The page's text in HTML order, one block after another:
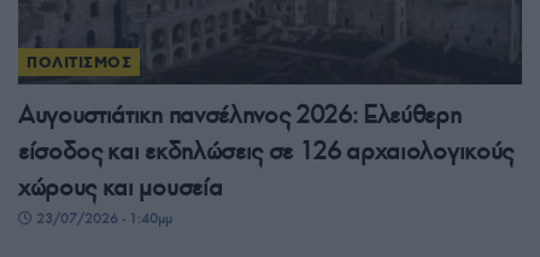
ΠΟΛΙΤΙΣΜΟΣ
Αυγουστιάτικη πανσέληνος 2026: Ελεύθερη
είσοδος και εκδηλώσεις σε 126 αρχαιολογικούς
χώρους και μουσεία
23/07/2026 - 1:40μμ